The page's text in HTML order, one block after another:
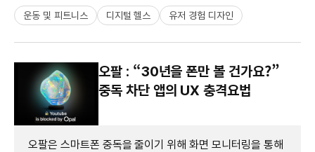
운동 및 피트니스 디지털 헬스 유저 경험 디자인
오팔 : “30년을 폰만 볼 건가요?”
중독 차단 앱의 UX 충격요법
오팔은 스마트폰 중독을 줄이기 위해 화면 모니터링을 통해